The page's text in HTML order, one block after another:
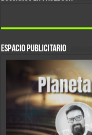
ESPACIO PUBLICITARIO